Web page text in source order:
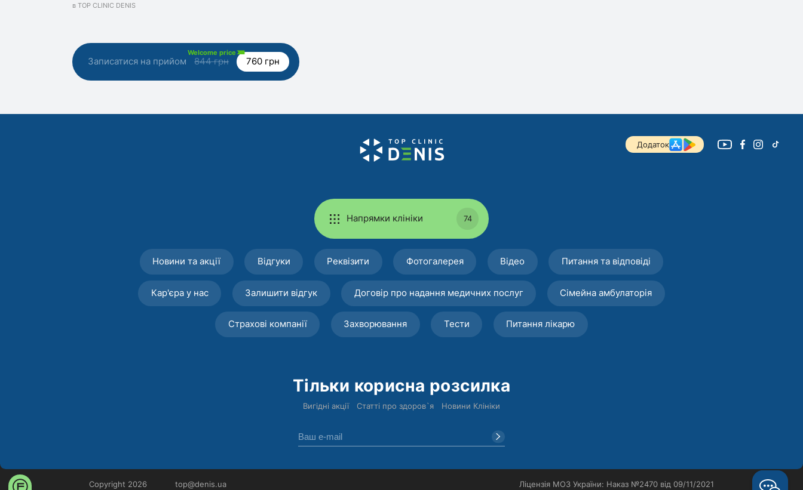
в TOP CLINIC DENIS
Записатися на прийом
Welcome price
844 грн 760 грн
Додаток
Напрямки клініки 74
Новини та акції Відгуки Реквізити Фотогалерея Відео Питання та відповіді
Кар'єра у нас Залишити відгук Договір про надання медичних послуг Сімейна амбулаторія
Страхові компанії Захворювання Тести Питання лікарю
Тільки корисна розсилка
Вигідні акції Статті про здоров`я Новини Клініки
Copyright 2026 top@denis.ua Ліцензія МОЗ України: Наказ №2470 від 09/11/2021